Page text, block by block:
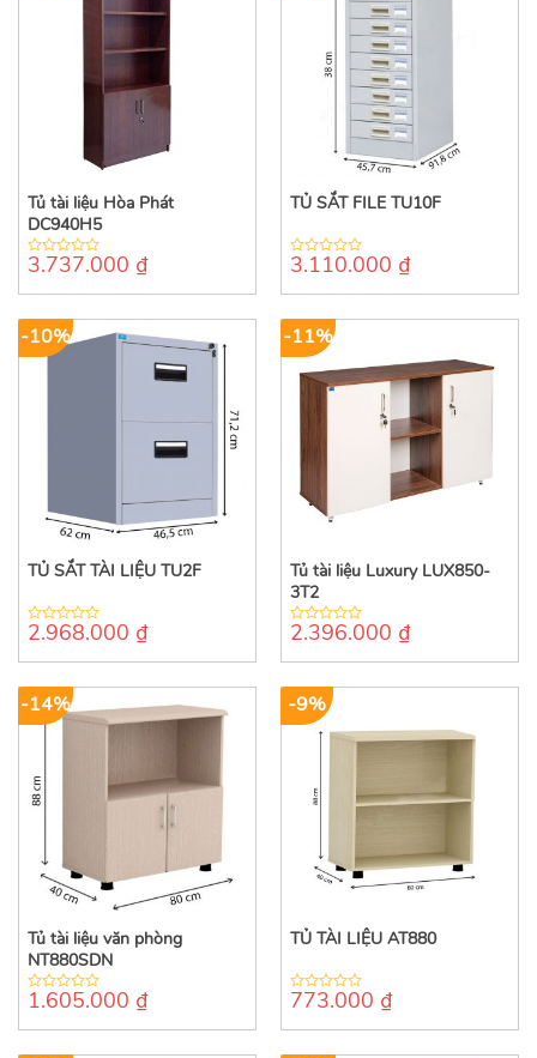
Tủ tài liệu Hòa Phát
DC940H5
0
of
3.737.000 ₫
TỦ SẮT FILE TU10F
0
of
3.110.000 ₫
-10%
TỦ SẮT TÀI LIỆU TU2F
0
of
2.968.000 ₫
-11%
Tủ tài liệu Luxury LUX850-
3T2
0
of
2.396.000 ₫
-14%
Tủ tài liệu văn phòng
NT880SDN
0
of
1.605.000 ₫
-9%
TỦ TÀI LIỆU AT880
0
of
773.000 ₫